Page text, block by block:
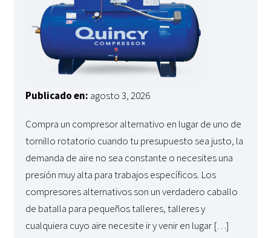
Publicado en: agosto 3, 2026
Compra un compresor alternativo en lugar de uno de
tornillo rotatorio cuando tu presupuesto sea justo, la
demanda de aire no sea constante o necesites una
presión muy alta para trabajos específicos. Los
compresores alternativos son un verdadero caballo
de batalla para pequeños talleres, talleres y
cualquiera cuyo aire necesite ir y venir en lugar […]